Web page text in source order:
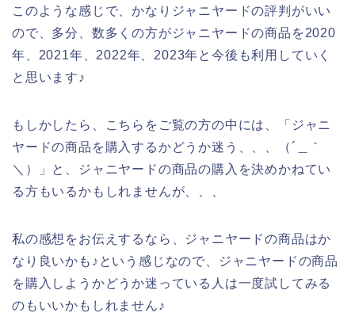
このような感じで、かなりジャニヤードの評判がいい
ので、多分、数多くの方がジャニヤードの商品を2020
年、2021年、2022年、2023年と今後も利用していく
と思います♪
もしかしたら、こちらをご覧の方の中には、「ジャニ
ヤードの商品を購入するかどうか迷う、、、（´＿｀
＼）」と、ジャニヤードの商品の購入を決めかねてい
る方もいるかもしれませんが、、、
私の感想をお伝えするなら、ジャニヤードの商品はか
なり良いかも♪という感じなので、ジャニヤードの商品
を購入しようかどうか迷っている人は一度試してみる
のもいいかもしれません♪